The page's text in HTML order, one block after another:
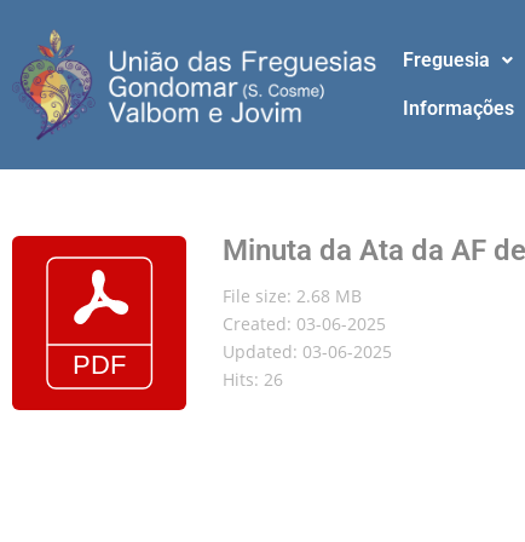
Freguesia
Informações
Minuta da Ata da AF
File size: 2.68 MB
Created: 03-06-2025
Updated: 03-06-2025
Hits: 26